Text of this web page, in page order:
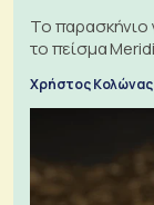
Το παρασκήνιο
το πείσμα
Χρήστος Κολώνας